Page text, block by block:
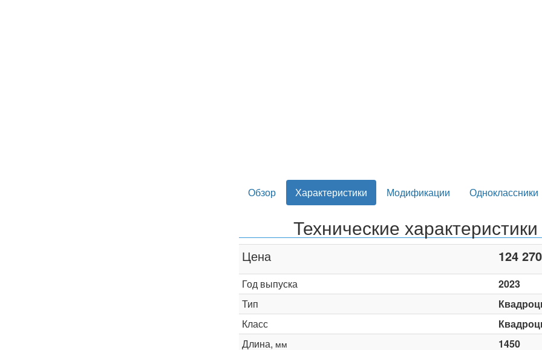
Обзор Характеристики Модификации Одноклассники
Технические
Цена 124 270
Год выпуска
2023
Тип
Класс
Длина, мм
1450